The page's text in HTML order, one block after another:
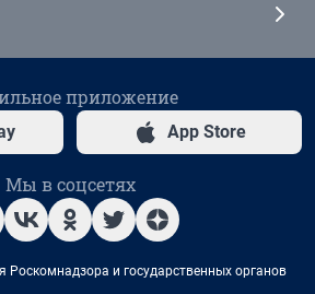
приложение
App Store
Мы в соцсетях
Роскомнадзора и государственных органов